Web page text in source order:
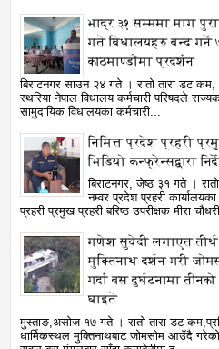
भाद्र ३१ सम्ममा माग
गते बिधालयहरु बन्द गर्ने
काठमाण्डौंमा प्रदर्शन
बिराटनगर साउन २४ गते । रातो तारा डट
स्थरिया नेपाल विधालय कर्मचारी परिषदले
सामुदायिक विधालयका कर्मचारी...
निमित्त प्रदेश प्रहरी
भिडियो कन्फ्रेन्सद्वारा
बिराटनगर, जेष्ठ ३१ गते ।
नम्वर प्रदेश प्रहरी कार्यालयका
प्रहरी प्रमुख प्रहरी बरिष्ठ उपरीक्षक मीरा
गणेश सुवेदी लगाएत
मुक्तिनाथ दर्शन गरी
गर्दा बस दुर्घटनामा
घाइते
मुस्ताङ,असोज १७ गते । रातो तारा डट
धार्मिकस्थल मुक्तिनाथबाट जोमसोम आउँदै गरेको